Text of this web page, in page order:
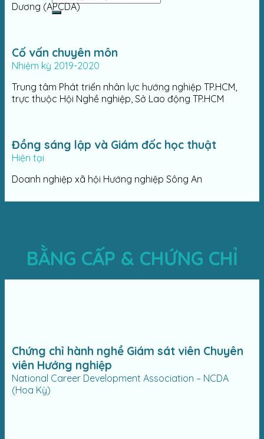
Dương (APCDA)
Cố vấn chuyên môn
Nhiệm kỳ 2019-2020
Trung tâm Phát triển nhân lực hướng nghiệp TP.HCM,
trực thuộc Hội Nghề nghiệp, Sở Lao động TP.HCM
Đồng sáng lập và Giám đốc học thuật
Hiện tại
Doanh nghiệp xã hội Hướng nghiệp Sông An
BẰNG CẤP & CHỨNG CHỈ
Chứng chỉ hành nghề Giám sát viên Chuyên
viên Hướng nghiệp
National Career Development Association – NCDA
(Hoa Kỳ)